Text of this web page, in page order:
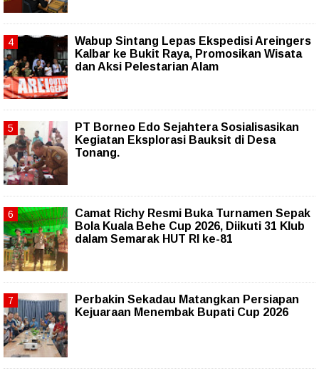
Wabup Sintang Lepas Ekspedisi Areingers
Kalbar ke Bukit Raya, Promosikan Wisata
dan Aksi Pelestarian Alam
PT Borneo Edo Sejahtera Sosialisasikan
Kegiatan Eksplorasi Bauksit di Desa
Tonang.
Camat Richy Resmi Buka Turnamen Sepak
Bola Kuala Behe Cup 2026, Diikuti 31 Klub
dalam Semarak HUT RI ke-81
Perbakin Sekadau Matangkan Persiapan
Kejuaraan Menembak Bupati Cup 2026